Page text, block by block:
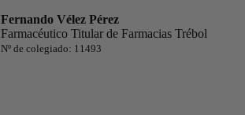
Fernando Vélez Pérez
Farmacéutico Titular de Farmacias Trébol
Nº de colegiado: 11493